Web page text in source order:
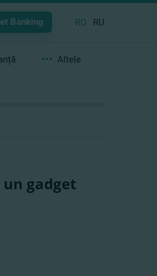
Banking RO RU
Altele
gadget